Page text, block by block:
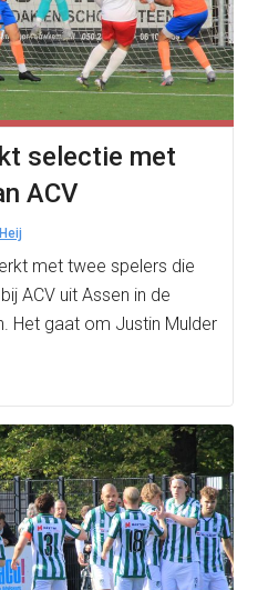
selectie met
ACV
met twee spelers die
ACV uit Assen in de
Het gaat om Justin Mulder